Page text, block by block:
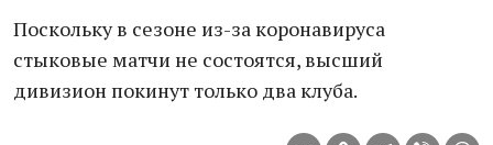
Поскольку в сезоне из-за коронавируса
стыковые матчи не состоятся, высший
дивизион покинут только два клуба.